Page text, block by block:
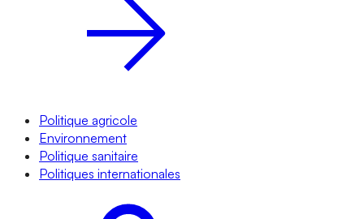
Politique agricole
Environnement
Politique sanitaire
Politiques internationales